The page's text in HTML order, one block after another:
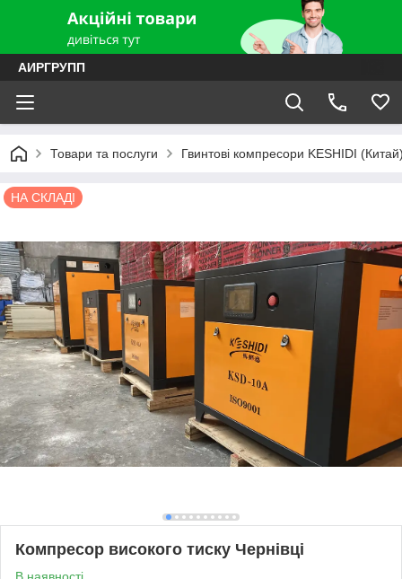
АИРГРУПП
Товари та послуги Гвинтові компресори KESHIDI
НА СКЛАДІ
Компресор високого тиску Чернівці
В наявності